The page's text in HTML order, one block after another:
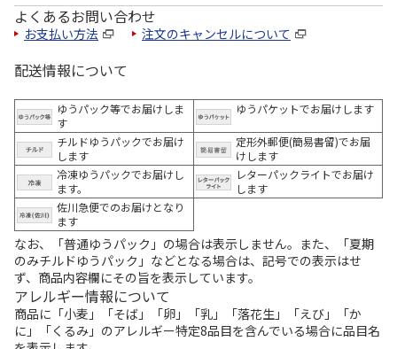
よくあるお問い合わせ
お支払い方法 注文のキャンセルについて
配送情報について
ゆうパック等でお届けしま
す
ゆうパケットでお届けします
チルドゆうパックでお届け
します
定形外郵便(簡易書留)でお届
けします
冷凍ゆうパックでお届けし
ます。
レターパックライトでお届け
します
佐川急便でのお届けとなり
ます
なお、「普通ゆうパック」の場合は表示しません。また、「夏期
のみチルドゆうパック」などとなる場合は、記号での表示はせ
ず、商品内容欄にその旨を表示しています。
アレルギー情報について
商品に「小麦」「そば」「卵」「乳」「落花生」「えび」「か
に」「くるみ」のアレルギー特定8品目を含んでいる場合に品目名